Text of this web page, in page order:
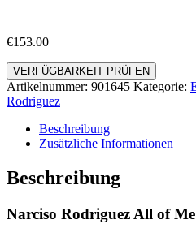
€153.00
VERFÜGBARKEIT PRÜFEN
Artikelnummer: 901645 Kategorie:
Rodriguez
Beschreibung
Zusätzliche Informationen
Beschreibung
Narciso Rodriguez All of